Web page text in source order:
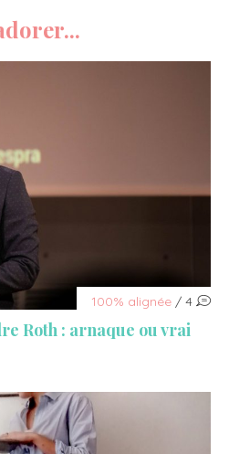
100% alignée / 4
Roth : arnaque ou vrai